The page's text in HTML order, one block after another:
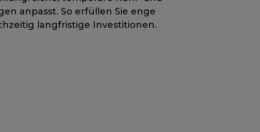
anpasst. So erfüllen Sie enge
langfristige Investitionen.